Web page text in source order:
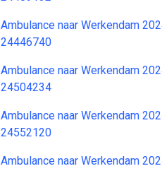
Ambulance naar Werkendam
24446740
Ambulance naar Werkendam
24504234
Ambulance naar Werkendam
24552120
Ambulance naar Werkendam